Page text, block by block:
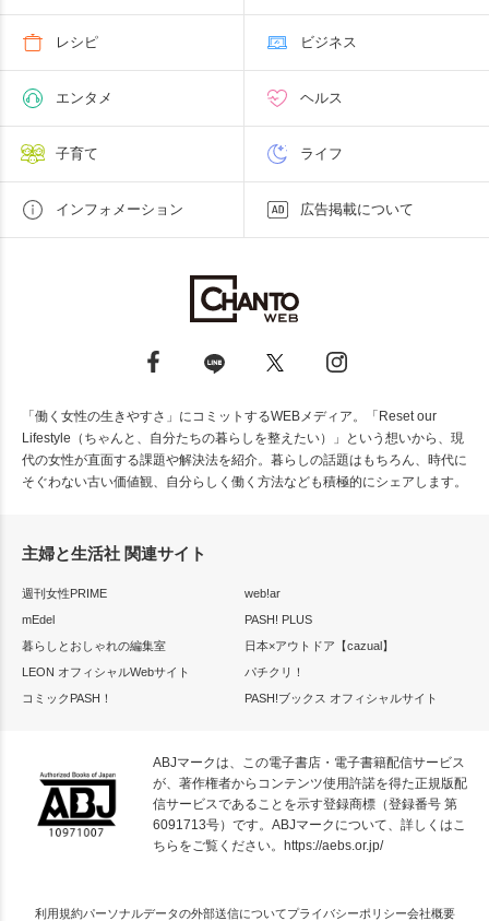
レシピ ビジネス
エンタメ ヘルス
子育て ライフ
インフォメーション 広告掲載について
「働く女性の生きやすさ」にコミットするWEBメディア。「Reset our
Lifestyle（ちゃんと、自分たちの暮らしを整えたい）」という想いから、現
代の女性が直面する課題や解決法を紹介。暮らしの話題はもちろん、時代に
そぐわない古い価値観、自分らしく働く方法なども積極的にシェアします。
主婦と生活社 関連サイト
週刊女性PRIME
web!ar
mEdel
PASH! PLUS
暮らしとおしゃれの編集室
日本×アウトドア【cazual】
LEON オフィシャルWebサイト
パチクリ！
コミックPASH！
PASH!ブックス オフィシャルサイト
ABJマークは、この電子書店・電子書籍配信サービス
が、著作権者からコンテンツ使用許諾を得た正規版配
信サービスであることを示す登録商標（登録番号 第
6091713号）です。ABJマークについて、詳しくはこ
ちらをご覧ください。
https://aebs.or.jp/
利用規約パーソナルデータの外部送信についてプライバシーポリシー会社概要